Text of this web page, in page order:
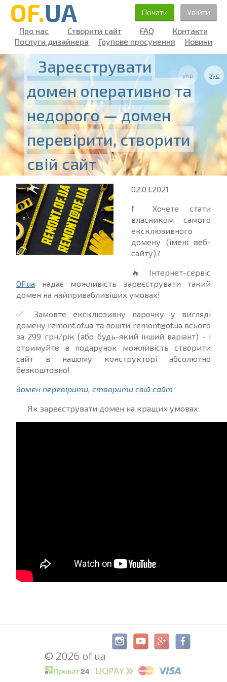
OF.UA
Про нас Створити сайт FAQ
Контакти
Послуги дизайнера
Групове просунення Новини
Почати Увійти
укр рус
Зареєструвати
домен оперативно та
недорого — домен
перевірити, створити
свій сайт
02.03.2021
❗Хочете стати
власником самого
ексклюзивного
домену (імені веб-
сайту)?
🔥 Інтернет-сервіс
OF.ua надає можливість зареєструвати такий
домен на найпривабливіших умовах!
✅ Замовте ексклюзивну парочку у вигляді
домену remont.of.ua та пошти remont@of.ua всього
за 299 грн/рік (або будь-який інший варіант) - і
отримуйте в подарунок можливість створити
сайт в нашому конструкторі абсолютно
безкоштовно!
домен перевірити, створити свій сайт
Як зареєструвати домен на кращих умовах:
© 2026 of.ua